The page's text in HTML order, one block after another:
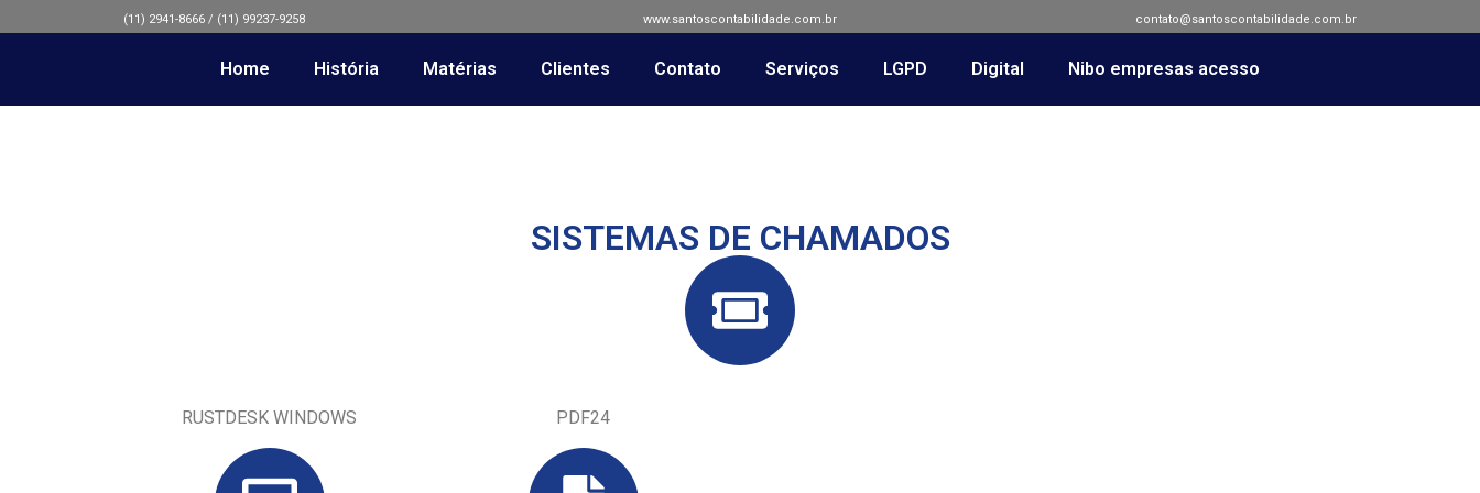
(11) 2941-8666 / (11) 99237-9258 www.santoscontabilidade.com.br contato@santoscontabilidade.com.br
Home História Matérias Clientes Contato Serviços LGPD Digital Nibo empresas acesso
SISTEMAS DE CHAMADOS
RUSTDESK WINDOWS PDF24